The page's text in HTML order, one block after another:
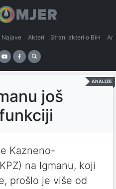
Najave Akteri Strani akteri o BiH
ANALIZE
još
Kazneno-
na Igmanu, koji
prošlo je više od